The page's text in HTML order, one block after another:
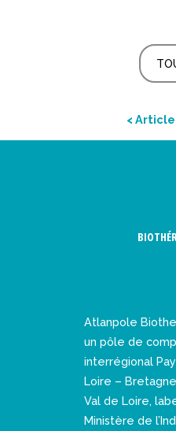
<
Atlanpole
un pôle de
interrégional
Loire –
Val de Loire,
Ministère de